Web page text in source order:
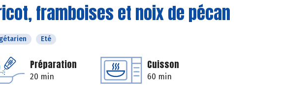
framboises et noix de pécan
Eté
Préparation
20 min
Cuisson
60 min